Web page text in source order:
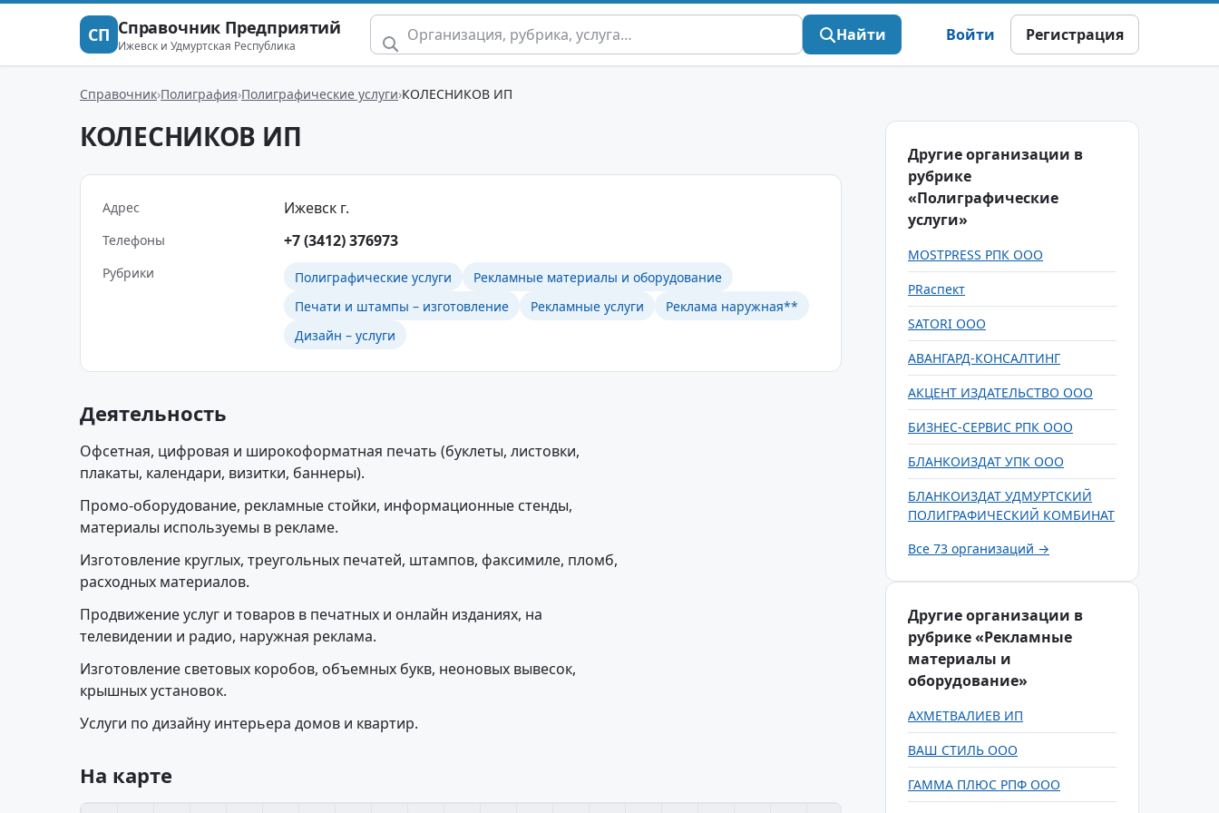
СП Справочник Предприятий
Ижевск и Удмуртская Республика
Найти Войти Регистрация
Справочник Полиграфия Полиграфические услуги КОЛЕСНИКОВ ИП
КОЛЕСНИКОВ ИП
Адрес Ижевск г.
Телефоны +7 (3412) 376973
Рубрики Полиграфические услуги
Рекламные материалы и оборудование
Печати и штампы – изготовление
Рекламные услуги
Реклама наружная**
Дизайн – услуги
Деятельность
Офсетная, цифровая и широкоформатная печать (буклеты, листовки,
плакаты, календари, визитки, баннеры).
Промо-оборудование, рекламные стойки, информационные стенды,
материалы используемы в рекламе.
Изготовление круглых, треугольных печатей, штампов, факсимиле, пломб,
расходных материалов.
Продвижение услуг и товаров в печатных и онлайн изданиях, на
телевидении и радио, наружная реклама.
Изготовление световых коробов, объемных букв, неоновых вывесок,
крышных установок.
Услуги по дизайну интерьера домов и квартир.
На карте
Другие организации в
рубрике
«Полиграфические
услуги»
MOSTPRESS РПК ООО
PRаспект
SATORI ООО
АВАНГАРД-КОНСАЛТИНГ
АКЦЕНТ ИЗДАТЕЛЬСТВО ООО
БИЗНЕС-СЕРВИС РПК ООО
БЛАНКОИЗДАТ УПК ООО
БЛАНКОИЗДАТ УДМУРТСКИЙ
ПОЛИГРАФИЧЕСКИЙ КОМБИНАТ
Все 73 организаций →
Другие организации в
рубрике «Рекламные
материалы и
оборудование»
АХМЕТВАЛИЕВ ИП
ВАШ СТИЛЬ ООО
ГАММА ПЛЮС РПФ ООО